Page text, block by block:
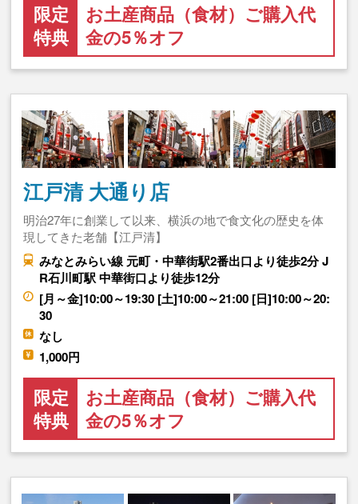
限定
特典
お土産商品（食材）ご購入代
金の5％オフ
江戸清 大通り店
明治27年に創業して以来、横浜の地で食文化の歴史を体
現してきた老舗【江戸清】
みなとみらい線 元町・中華街駅2番出口より徒歩2分 J
R石川町駅 中華街口より徒歩12分
[月～金]10:00～19:30 [土]10:00～21:00 [日]10:00～20:
30
なし
1,000円
限定
特典
お土産商品（食材）ご購入代
金の5％オフ